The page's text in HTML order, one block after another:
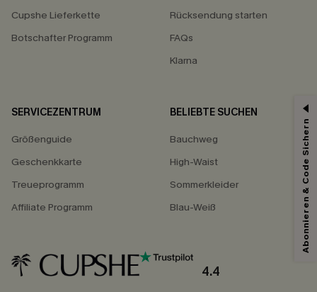
Cupshe Lieferkette
Botschafter Programm
Rücksendung starten
FAQs
Klarna
SERVICEZENTRUM
Größenguide
Geschenkkarte
Treueprogramm
Affiliate Programm
BELIEBTE SUCHEN
Bauchweg
High-Waist
Sommerkleider
Blau-Weiß
4.4
Abonnieren & Code Sichern